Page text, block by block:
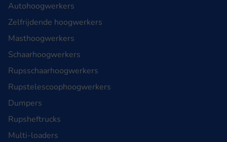
Autohoogwerkers
Zelfrijdende hoogwerkers
Masthoogwerkers
Schaarhoogwerkers
Rupsschaarhoogwerkers
Rupstelescoophoogwerkers
Dumpers
Rupsheftrucks
Multi-loaders